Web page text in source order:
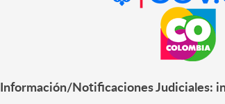
Información/Notificaciones Judiciales: